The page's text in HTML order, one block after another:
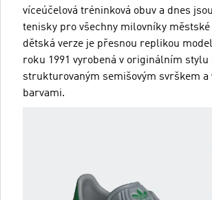
víceúčelová tréninková obuv a dnes
tenisky pro všechny milovníky městské
dětská verze je přesnou replikou
roku 1991 vyrobená v originálním stylu
strukturovaným semišovým svrškem a
barvami.